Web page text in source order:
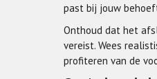
past bij jouw
Onthoud dat het
vereist. Wees
profiteren van de